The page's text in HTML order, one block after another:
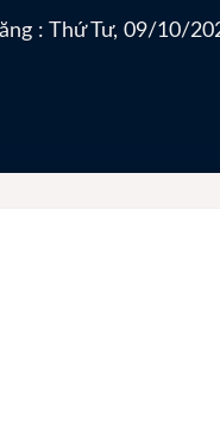
: Thứ Tư, 09/10/